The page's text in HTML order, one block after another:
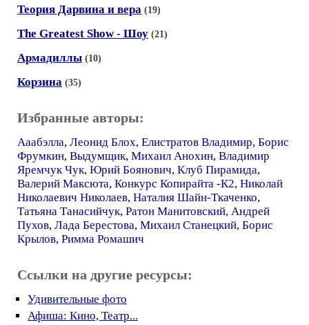
Теория Дарвина и вера (19)
The Greatest Show - Шоу (21)
Армадиллы (10)
Корзина (35)
Избранные авторы:
Ааабэлла, Леонид Блох, Елистратов Владимир, Борис
Фрумкин, Выдумщик, Михаил Анохин, Владимир
Яремчук Чук, Юрий Боянович, Клуб Пирамида,
Валерий Максюта, Конкурс Копирайта -К2, Николай
Николаевич Николаев, Наталия Шайн-Ткаченко,
Татьяна Танасийчук, Ратон Манитовский, Андрей
Пухов, Лада Берестова, Михаил Станецкий, Борис
Крылов, Римма Ромашич
Ссылки на другие ресурсы:
Удивительные фото
Афиша: Кино, Театр...